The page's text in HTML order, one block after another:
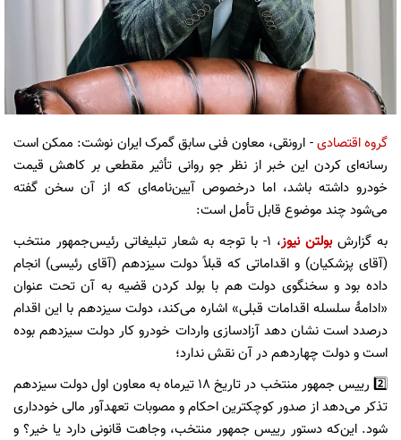
گروه اقتصادی- ارونقی، معاون فنی سابق گمرک ایران نوشت: ممکن است
رسانه‌ای کردن این خبر از نظر جو روانی تأثیر مقطعی بر کاهش قیمت
خودرو داشته باشد، اما درخصوص آیین‌نامه‌ای که از آن سخن گفته
می‌شود چند موضوع قابل تأمل است:
به گزارشبولتن نیوز
، 1- با توجه به شعار تبلیغاتی رئیس‌جمهور منتخب
(آقای پزشکیان) و اقداماتی که قبلاً دولت سیزدهم (آقای رئیسی) انجام
داده بود و سخنگوی دولت هم با بولد کردن قضیه به آن تحت عنوان
«ادامهٔ سلسله اقدامات قبلی» اشاره می‌کند، دولت سیزدهم با این اقدام
درصدد است نشان دهد آزادسازی واردات خودرو کار دولت سیزدهم بوده
است و دولت چهاردهم در آن نقش ندارد؛
2️⃣ رییس جمهور منتخب در تاریخ ۱۸ تیرماه به معاون اول دولت سیزدهم
تذکر می‌دهد از صدور کوچکترین احکام و مصوبات تعهدآور مالی خودداری
شود. این‌که دستور رییس جمهور منتخب، وجاهت قانونی دارد یا خیر؟ و